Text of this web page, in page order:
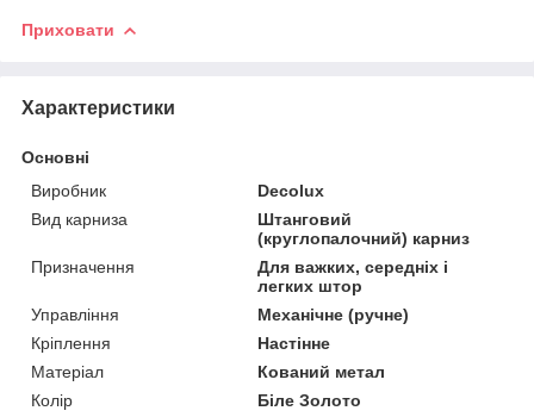
Приховати
Характеристики
Основні
Виробник
Decolux
Вид карниза
Штанговий
(круглопалочний) карниз
Призначення
Для важких, середніх і
легких штор
Управління
Механічне (ручне)
Кріплення
Настінне
Матеріал
Кований метал
Колір
Біле Золото